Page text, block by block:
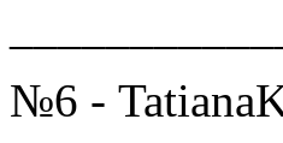
№6 -